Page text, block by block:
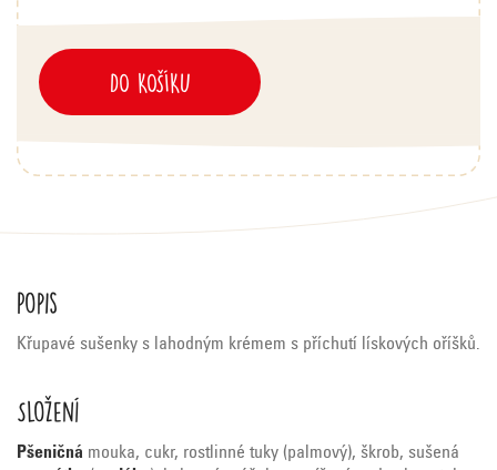
DO KOŠÍKU
Popis
Křupavé sušenky s lahodným krémem s příchutí lískových oříšků.
Složení
Pšeničná mouka, cukr, rostlinné tuky (palmový), škrob, sušená